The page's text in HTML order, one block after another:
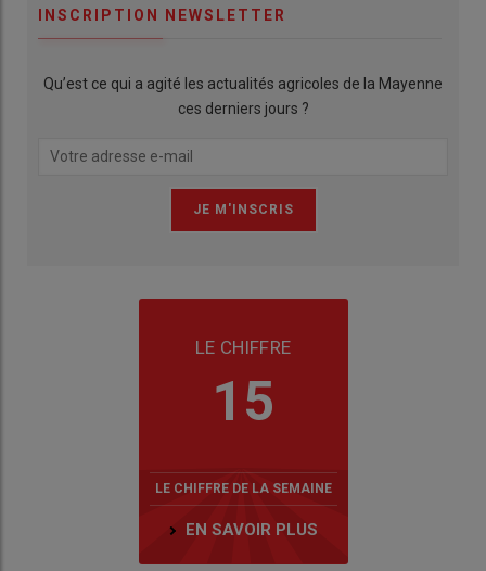
INSCRIPTION NEWSLETTER
Qu’est ce qui a agité les actualités agricoles de la Mayenne
ces derniers jours ?
LE CHIFFRE
15
LE CHIFFRE DE LA SEMAINE
EN SAVOIR PLUS